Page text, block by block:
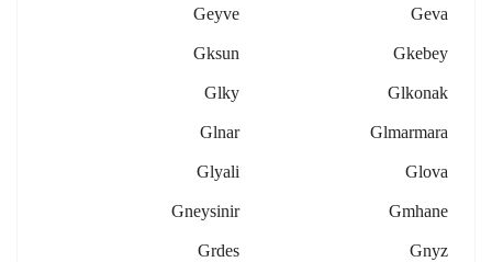
Geva
Geyve
Gkebey
Gksun
Glkonak
Glky
Glmarmara
Glnar
Glova
Glyali
Gmhane
Gneysinir
Gnyz
Grdes